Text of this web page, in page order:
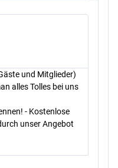
und Mitglieder)
alles Tolles bei uns
- Kostenlose
unser Angebot